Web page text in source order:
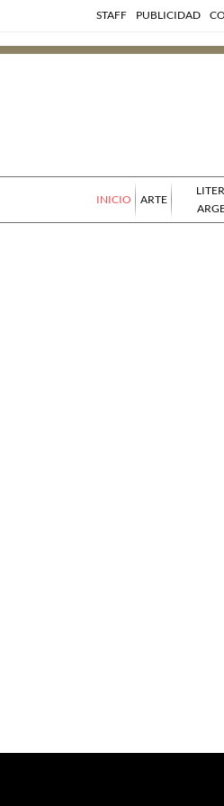
STAFF PUBLICIDAD
INICIO ARTE